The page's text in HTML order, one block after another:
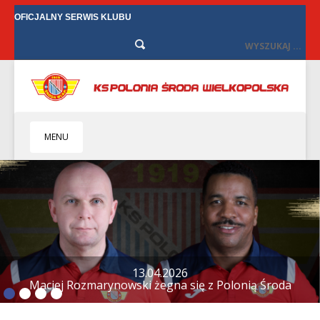
OFICJALNY SERWIS KLUBU
MENU
HOME
KLUB
BIZNES
SENIORZY
SENIORKI
BILETY